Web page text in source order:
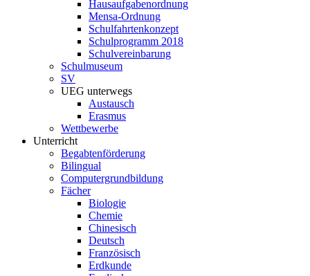
Hausaufgabenordnung
Mensa-Ordnung
Schulfahrtenkonzept
Schulprogramm 2018
Schulvereinbarung
Schulmuseum
SV
UEG unterwegs
Austausch
Erasmus
Wettbewerbe
Unterricht
Begabtenförderung
Bilingual
Computergrundbildung
Fächer
Biologie
Chemie
Chinesisch
Deutsch
Französisch
Erdkunde